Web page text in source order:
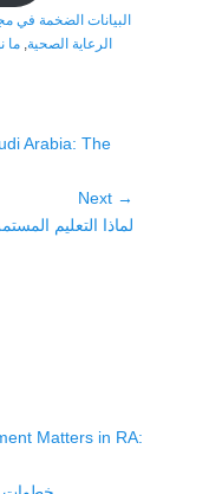
البيانات الضخمة في
الرعاية الصحية, ما
Arabia: The
Next →
لماذا التعليم
Matters in RA: